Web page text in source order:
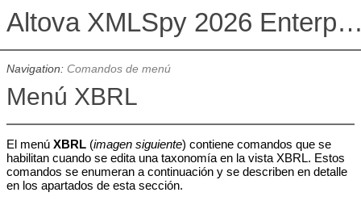
Altova XMLSpy 2026
Navigation: Comandos de menú
Menú XBRL
El menú XBRL(imagen siguiente) contiene comandos que se
habilitan cuando se edita una taxonomía en la vista XBRL. Estos
comandos se enumeran a continuación y se describen en detalle
en los apartados de esta sección.